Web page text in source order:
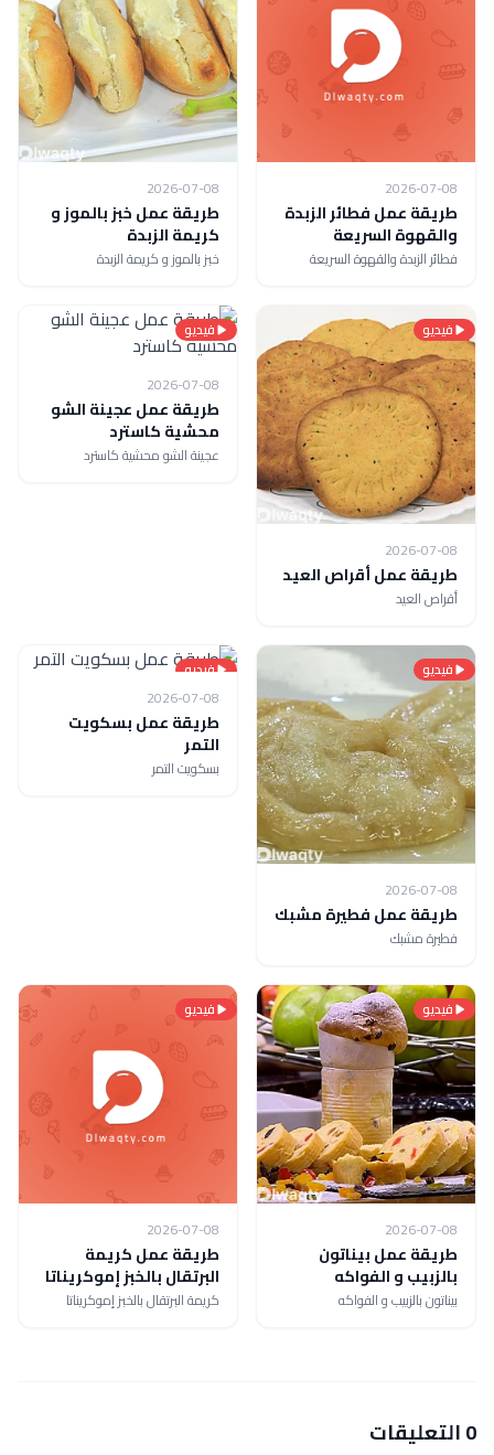
2026-07-08
طريقة عمل فطائر الزبدة
والقهوة السريعة
فطائر الزبدة والقهوة السريعة
2026-07-08
طريقة عمل خبز بالموز و
كريمة الزبدة
خبز بالموز و كريمة الزبدة
فيديو
2026-07-08
طريقة عمل أقراص العيد
أقراص العيد
فيديو
2026-07-08
طريقة عمل عجينة الشو
محشية كاسترد
عجينة الشو محشية كاسترد
فيديو
2026-07-08
طريقة عمل فطيرة مشبك
فطيرة مشبك
فيديو
2026-07-08
طريقة عمل بسكويت
التمر
بسكويت التمر
فيديو
2026-07-08
طريقة عمل بيناتون
بالزبيب و الفواكه
بيناتون بالزبيب و الفواكه
فيديو
2026-07-08
طريقة عمل كريمة
البرتقال بالخبز إموكريناتا
كريمة البرتقال بالخبز إموكريناتا
0 التعليقات